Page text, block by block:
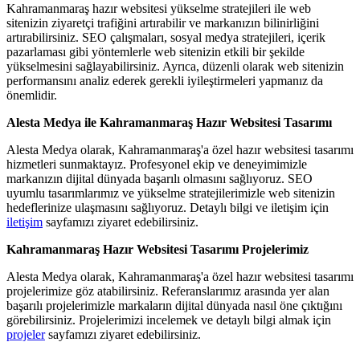
Kahramanmaraş hazır websitesi yükselme stratejileri ile web
sitenizin ziyaretçi trafiğini artırabilir ve markanızın bilinirliğini
artırabilirsiniz. SEO çalışmaları, sosyal medya stratejileri, içerik
pazarlaması gibi yöntemlerle web sitenizin etkili bir şekilde
yükselmesini sağlayabilirsiniz. Ayrıca, düzenli olarak web sitenizin
performansını analiz ederek gerekli iyileştirmeleri yapmanız da
önemlidir.
Alesta Medya ile Kahramanmaraş Hazır Websitesi Tasarımı
Alesta Medya olarak, Kahramanmaraş'a özel hazır websitesi tasarımı
hizmetleri sunmaktayız. Profesyonel ekip ve deneyimimizle
markanızın dijital dünyada başarılı olmasını sağlıyoruz. SEO
uyumlu tasarımlarımız ve yükselme stratejilerimizle web sitenizin
hedeflerinize ulaşmasını sağlıyoruz. Detaylı bilgi ve iletişim için
iletişim sayfamızı ziyaret edebilirsiniz.
Kahramanmaraş Hazır Websitesi Tasarımı Projelerimiz
Alesta Medya olarak, Kahramanmaraş'a özel hazır websitesi tasarımı
projelerimize göz atabilirsiniz. Referanslarımız arasında yer alan
başarılı projelerimizle markaların dijital dünyada nasıl öne çıktığını
görebilirsiniz. Projelerimizi incelemek ve detaylı bilgi almak için
projelersayfamızı ziyaret edebilirsiniz.